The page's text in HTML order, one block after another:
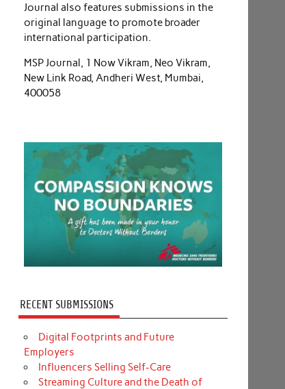
Journal also features submissions in the
original language to promote broader
international participation.
MSP Journal, 1 Now Vikram, Neo Vikram,
New Link Road, Andheri West, Mumbai,
400058
RECENT SUBMISSIONS
Digital Footprints and Future
Employers
Influencers Selling Self-Care
Streaming Culture and the Death of